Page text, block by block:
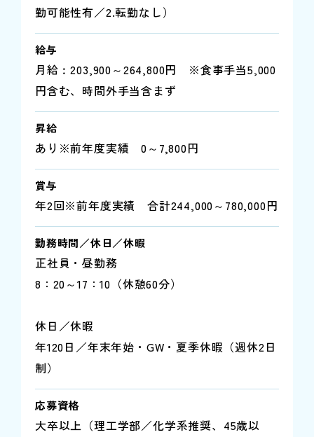
勤可能性有／2.転勤なし）
給与
月給︰203,900～264,800円 ※食事手当5,000
円含む、時間外手当含まず
昇給
あり※前年度実績 0～7,800円
賞与
年2回※前年度実績 合計244,000～780,000円
勤務時間／休日／休暇
正社員・昼勤務
8：20～17：10（休憩60分）
休日／休暇
年120日／年末年始・GW・夏季休暇（週休2日
制）
応募資格
大卒以上（理工学部／化学系推奨、45歳以